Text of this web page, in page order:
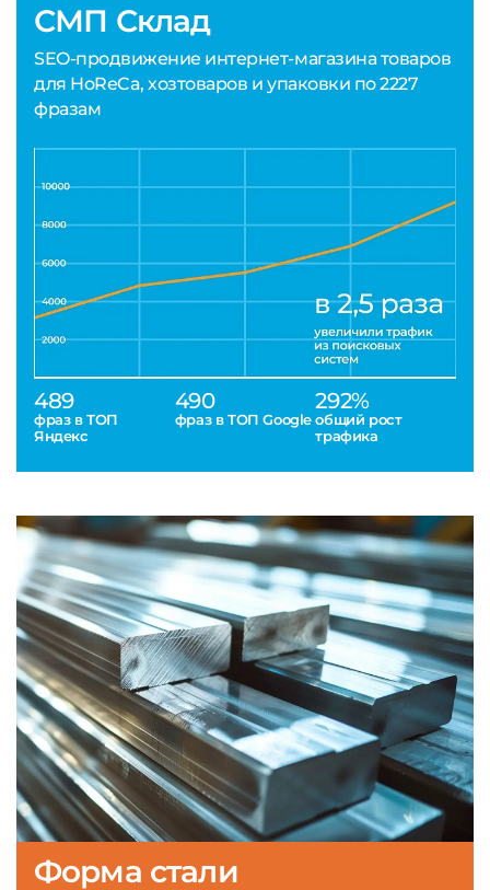
СМП Склад
SEO-продвижение интернет-магазина товаров
для HoReCa, хозтоваров и упаковки по 2227
фразам
489
фраз в ТОП
Яндекс
490
фраз в ТОП Google
292%
общий рост
трафика
Форма стали